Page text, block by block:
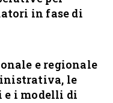
in fase di
e regionale
le
e i modelli di